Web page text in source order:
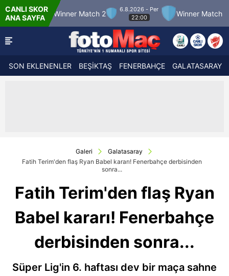
CANLI SKOR
ANA SAYFA
Winner Match 2
6.8.2026 - Per
22:00
Winner Match 3
SON EKLENENLER BEŞİKTAŞ FENERBAHÇE GALATASARAY
Galeri
Galatasaray
Fatih Terim'den flaş Ryan Babel kararı! Fenerbahçe derbisinden
sonra...
Fatih Terim'den flaş Ryan
Babel kararı! Fenerbahçe
derbisinden sonra...
Süper Lig'in 6. haftası dev bir maça sahne